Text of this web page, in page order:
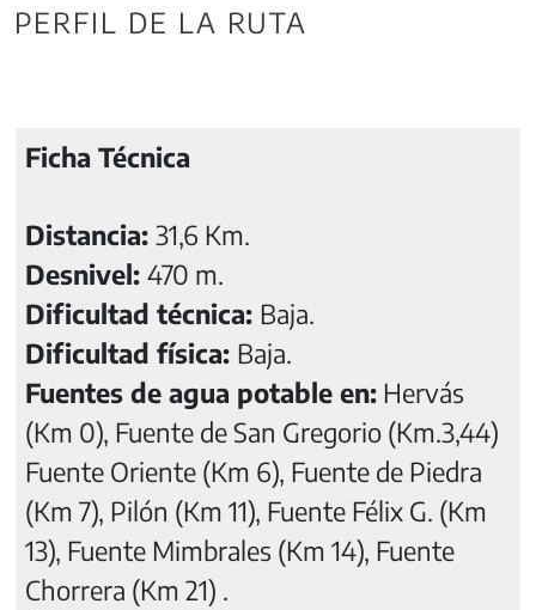
PERFIL DE LA RUTA
Ficha Técnica
Distancia: 31,6 Km.
Desnivel: 470 m.
Dificultad técnica: Baja.
Dificultad física: Baja.
Fuentes de agua potable en: Hervás
(Km 0), Fuente de San Gregorio (Km.3,44)
Fuente Oriente (Km 6), Fuente de Piedra
(Km 7), Pilón (Km 11), Fuente Félix G. (Km
13), Fuente Mimbrales (Km 14), Fuente
Chorrera (Km 21) .